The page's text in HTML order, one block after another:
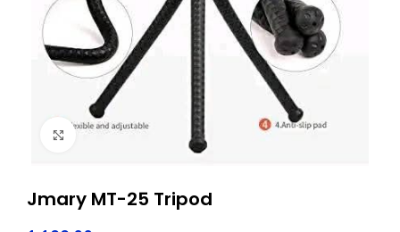
Click to enlarge
Jmary MT-25 Tripod